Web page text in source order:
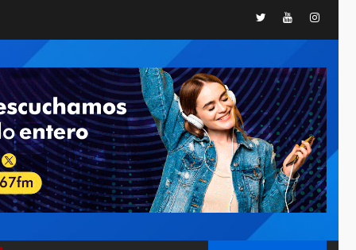
TwitterYoutube
Cámara de Comercio
de Puerto Libre
7
POLÍTICA
TITULARES
ÚLTIMA HORA
CNP plantea incluir
Libertad de Expresión
en agenda de
negociación con
comisión de AN 2015
DESTACADOS
OPINIÓN
El Deporte: Un